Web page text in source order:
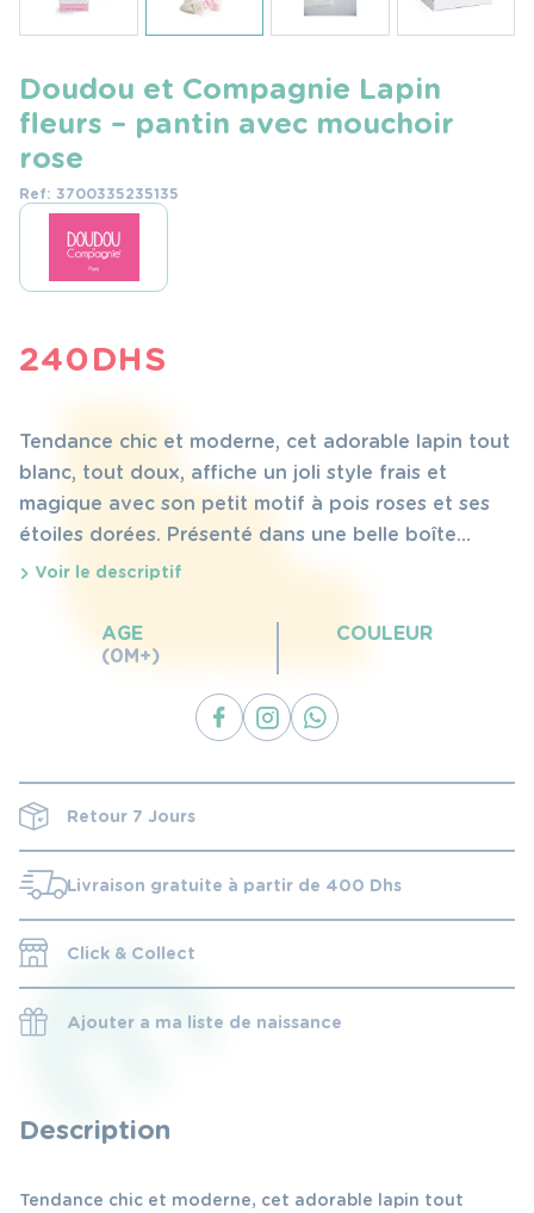
Doudou et Compagnie Lapin
fleurs – pantin avec mouchoir
rose
Ref: 3700335235135
240DHS
Tendance chic et moderne, cet adorable lapin tout
blanc, tout doux, affiche un joli style frais et
magique avec son petit motif à pois roses et ses
étoiles dorées. Présenté dans une belle boîte
rafinée, ce pantin avec doudou est un cadeau
Voir le descriptif
AGE
(0M+)
COULEUR
Retour 7 Jours
Livraison gratuite à partir de 400 Dhs
Click & Collect
Ajouter a ma liste de naissance
Description
Tendance chic et moderne, cet adorable lapin tout